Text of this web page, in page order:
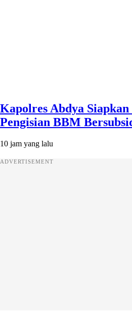
Kapolres Abdya Siapkan
Pengisian BBM
10 jam yang lalu
ADVERTISEMENT